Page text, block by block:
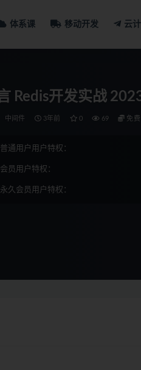
体系课 移动开发 云
Redis开发实战
中间件 3年前 0 69 免费
普通用户用户特权：
会员用户特权：
永久会员用户特权：